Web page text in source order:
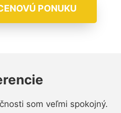
PONUKU
som veľmi spokojný.